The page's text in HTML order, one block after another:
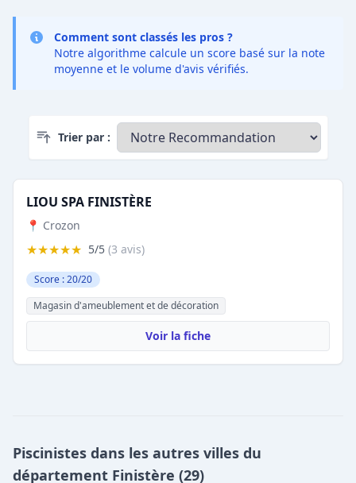
Comment sont classés les pros ?
Notre algorithme calcule un score basé sur la note
moyenne et le volume d'avis vérifiés.
Trier par :
LIOU SPA FINISTÈRE
📍 Crozon
★★★★★ 5/5 (3 avis)
Score : 20/20
Magasin d'ameublement et de décoration
Voir la fiche
Piscinistes dans les autres villes du
département Finistère (29)